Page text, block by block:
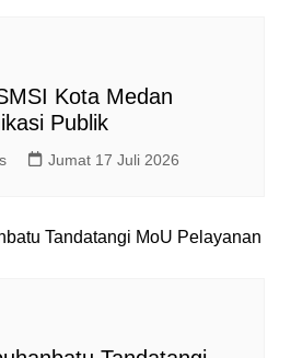
Kota Medan
Publik
Jumat 17 Juli 2026